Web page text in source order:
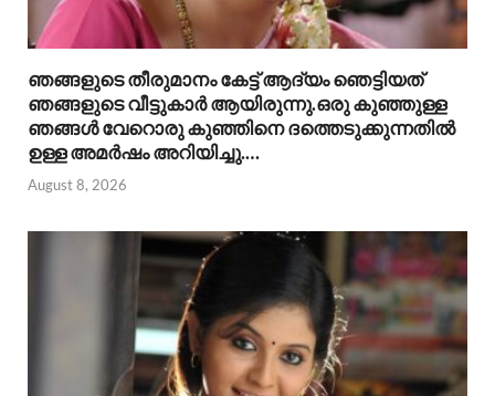
ഞങ്ങളുടെ തീരുമാനം കേട്ട് ആദ്യം ഞെട്ടിയത്
ഞങ്ങളുടെ വീട്ടുകാർ ആയിരുന്നു.ഒരു കുഞ്ഞുള്ള
ഞങ്ങൾ വേറൊരു കുഞ്ഞിനെ ദത്തെടുക്കുന്നതിൽ
ഉള്ള അമർഷം അറിയിച്ചു.…
August 8, 2026